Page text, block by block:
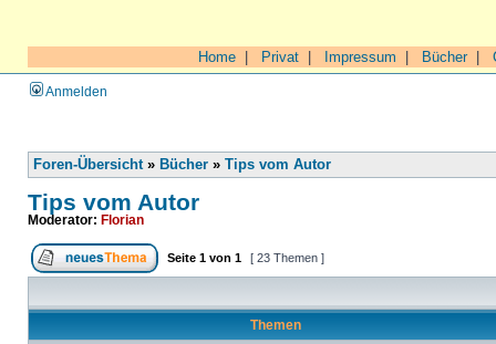
Home Privat Impressum Bücher|
Anmelden
Foren-Übersicht» Bücher » Tips vom Autor
Tips vom Autor
Moderator: Florian
Seite 1 von 1 [ 23 Themen ]
Themen